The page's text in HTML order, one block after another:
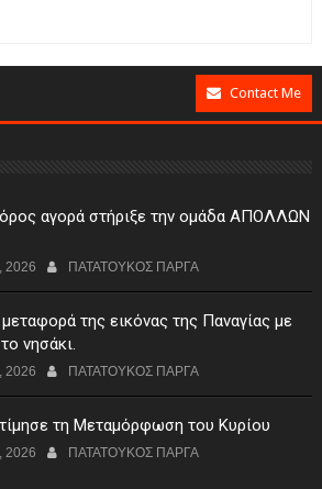
Contact Me
αγορά στήριξε την ομάδα ΑΠΟΛΛΩΝ
2026 ΠΑΤΑΤΟΥΚΟΣ ΠΑΡΓΑ
της εικόνας της Παναγίας με
νησάκι.
2026 ΠΑΤΑΤΟΥΚΟΣ ΠΑΡΓΑ
τη Μεταμόρφωση του Κυρίου
2026 ΠΑΤΑΤΟΥΚΟΣ ΠΑΡΓΑ